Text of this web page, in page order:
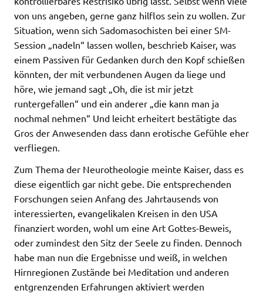
von uns angeben, gerne ganz hilflos sein zu wollen. Zur
Situation, wenn sich Sadomasochisten bei einer SM-
Session „nadeln“ lassen wollen, beschrieb Kaiser, was
einem Passiven für Gedanken durch den Kopf schießen
könnten, der mit verbundenen Augen da liege und
höre, wie jemand sagt „Oh, die ist mir jetzt
runtergefallen“ und ein anderer „die kann man ja
nochmal nehmen“ Und leicht erheitert bestätigte das
Gros der Anwesenden dass dann erotische Gefühle eher
verfliegen.
Zum Thema der Neurotheologie meinte Kaiser, dass es
diese eigentlich gar nicht gebe. Die entsprechenden
Forschungen seien Anfang des Jahrtausends von
interessierten, evangelikalen Kreisen in den USA
finanziert worden, wohl um eine Art Gottes-Beweis,
oder zumindest den Sitz der Seele zu finden. Dennoch
habe man nun die Ergebnisse und weiß, in welchen
Hirnregionen Zustände bei Meditation und anderen
entgrenzenden Erfahrungen aktiviert werden 